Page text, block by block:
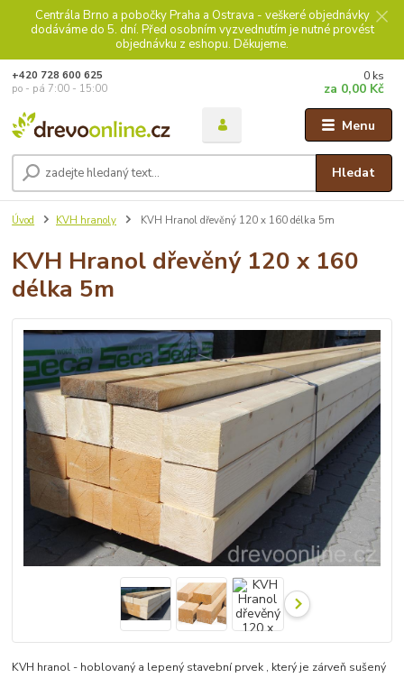
Centrála Brno a pobočky Praha a Ostrava - veškeré objednávky
dodáváme do 5. dní. Před osobním vyzvednutím je nutné provést
objednávku z eshopu. Děkujeme.
Menu
Hledat
+420 728 600 625
po - pá 7:00 - 15:00
0 ks
za 0,00 Kč
Úvod KVH hranoly KVH Hranol dřevěný 120 x 160 délka 5m
KVH Hranol dřevěný 120 x 160
délka 5m
KVH hranol - hoblovaný a lepený stavební prvek , který je zárveň sušený